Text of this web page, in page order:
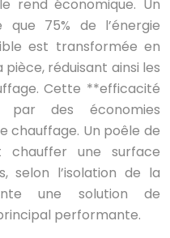
rend économique. Un
que 75% de l’énergie
est transformée en
réduisant ainsi les
Cette **efficacité
par des économies
chauffage. Un poêle de
une surface
selon l’isolation de la
une solution de
performante.